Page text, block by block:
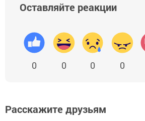
Оставляйте реакции
0 0 0 0
Расскажите друзьям